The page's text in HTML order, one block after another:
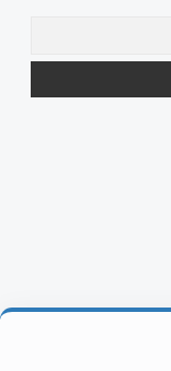
giriş